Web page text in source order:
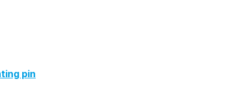
pin